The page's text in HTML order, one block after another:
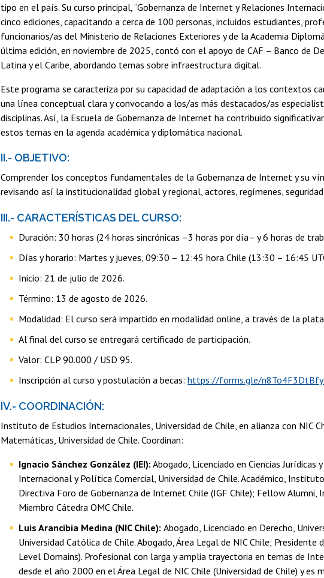
tipo en el país. Su curso principal, “Gobernanza de Internet y Relaciones
cinco ediciones, capacitando a cerca de 100 personas, incluidos estudiantes,
funcionarios/as del Ministerio de Relaciones Exteriores y de la Academia
última edición, en noviembre de 2025, contó con el apoyo de CAF – Banco de
Latina y el Caribe, abordando temas sobre infraestructura digital.
Este programa se caracteriza por su capacidad de adaptación a los contextos
una línea conceptual clara y convocando a los/as más destacados/as
disciplinas. Así, la Escuela de Gobernanza de Internet ha contribuido
estos temas en la agenda académica y diplomática nacional.
II.- OBJETIVO:
Comprender los conceptos fundamentales de la Gobernanza de Internet y su
revisando así la institucionalidad global y regional, actores, regímenes,
III.- CARACTERÍSTICAS DEL CURSO:
Duración: 30 horas (24 horas sincrónicas –3 horas por día– y 6 horas de
Días y horario: Martes y jueves, 09:30 – 12:45 hora Chile (13:30 – 16:45
Inicio: 21 de julio de 2026.
Término: 13 de agosto de 2026.
Modalidad: El curso será impartido en modalidad online, a través de la
Al final del curso se entregará certificado de participación.
Valor: CLP 90.000 / USD 95.
Inscripción al curso y postulación a becas:https://forms.gle/
IV.- COORDINACIÓN:
Instituto de Estudios Internacionales, Universidad de Chile, en alianza con NIC
Matemáticas, Universidad de Chile. Coordinan:
Ignacio Sánchez González (IEI): Abogado, Licenciado en Ciencias
Internacional y Política Comercial, Universidad de Chile. Académico,
Directiva Foro de Gobernanza de Internet Chile (IGF Chile); Fellow
Miembro Cátedra OMC Chile.
Luis Arancibia Medina (NIC Chile):Abogado, Licenciado en Derecho,
Universidad Católica de Chile. Abogado, Área Legal de NIC Chile;
Level Domains). Profesional con larga y amplia trayectoria en temas de
desde el año 2000 en el Área Legal de NIC Chile (Universidad de Chile) y